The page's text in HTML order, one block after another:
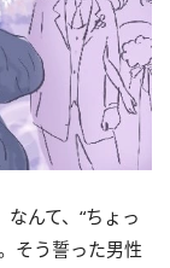
んて、“ちょっ
そう誓った男性